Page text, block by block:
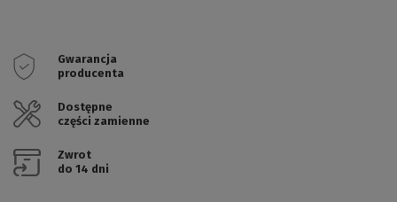
Gwarancja
producenta
Dostępne
części zamienne
Zwrot
do 14 dni